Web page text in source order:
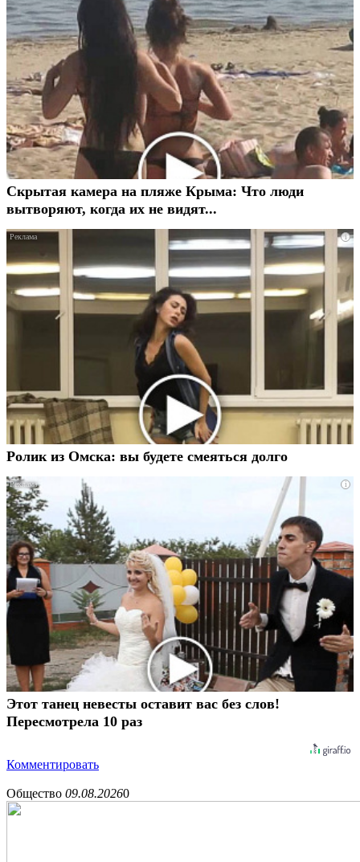
Скрытая камера на пляже Крыма: Что люди
вытворяют, когда их не видят...
i
Ролик из Омска: вы будете смеяться долго
i
Этот танец невесты оставит вас без слов!
Пересмотрела 10 раз
Комментировать
Общество 09.08.20260